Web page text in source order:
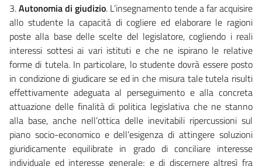
3.Autonomia di giudizio. L’insegnamento tende a far acquisire
allo studente la capacità di cogliere ed elaborare le ragioni
poste alla base delle scelte del legislatore, cogliendo i reali
interessi sottesi ai vari istituti e che ne ispirano le relative
forme di tutela. In particolare, lo studente dovrà essere posto
in condizione di giudicare se ed in che misura tale tutela risulti
effettivamente adeguata al perseguimento e alla concreta
attuazione delle finalità di politica legislativa che ne stanno
alla base, anche nell’ottica delle inevitabili ripercussioni sul
piano socio-economico e dell’esigenza di attingere soluzioni
giuridicamente equilibrate in grado di conciliare interesse
individuale ed interesse generale; e di discernere altresì fra